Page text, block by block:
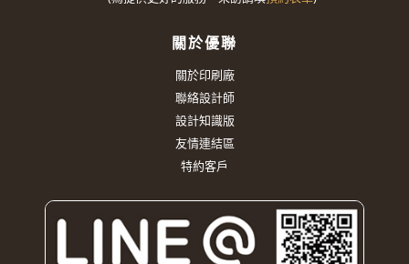
關於優聯
關於印刷廠
聯絡設計師
設計知識版
友情連結區
特約客戶